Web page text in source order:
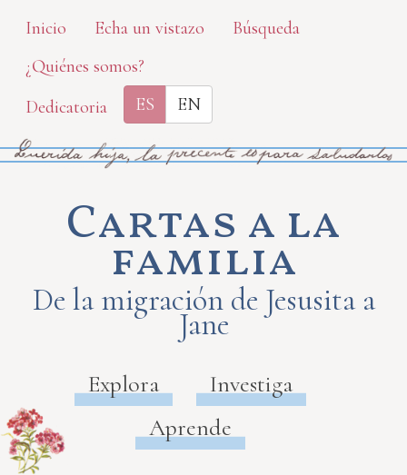
Skip
main
content
Inicio Echa un vistazo
Búsqueda
¿Quiénes somos?
Dedicatoria
ES EN
Cartas a la
familia
De la migración de Jesusita a
Jane
Explora
Investiga
Aprende